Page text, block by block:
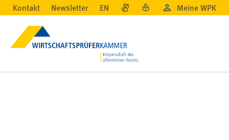
Kontakt Newsletter EN Meine WPK